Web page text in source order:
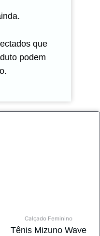
Calçado Feminino
Tênis Mizuno Wave
que
podem